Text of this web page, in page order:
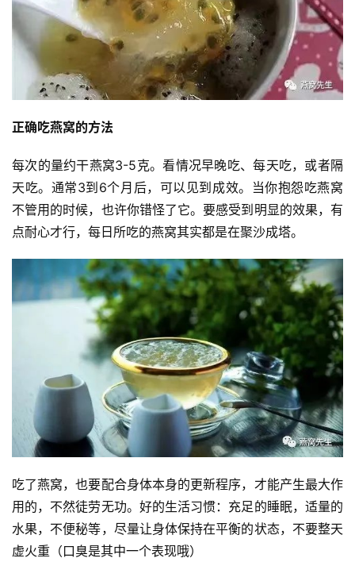
投
稿
每
日
好
诗
正确吃燕窝的方法
每次的量约干燕窝3-5克。看情况早晚吃、每天吃，或者隔
天吃。通常3到6个月后，可以见到成效。当你抱怨吃燕窝
不管用的时候，也许你错怪了它。要感受到明显的效果，有
点耐心才行，每日所吃的燕窝其实都是在聚沙成塔。
吃了燕窝，也要配合身体本身的更新程序，才能产生最大作
用的，不然徒劳无功。好的生活习惯：充足的睡眠，适量的
水果，不便秘等，尽量让身体保持在平衡的状态，不要整天
虚火重（口臭是其中一个表现哦）